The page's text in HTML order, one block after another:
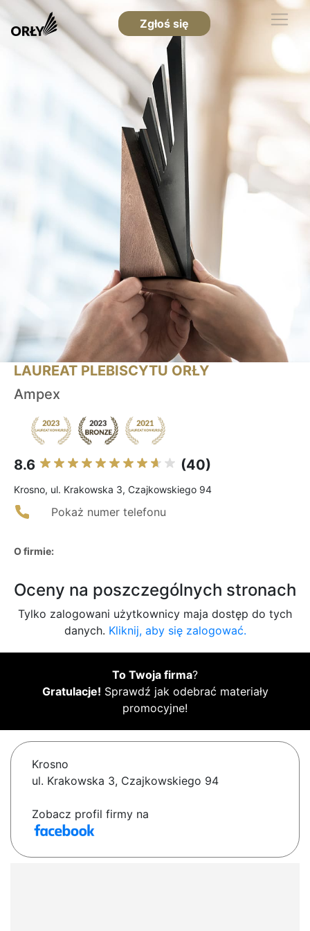
Zgłoś się
LAUREAT PLEBISCYTU ORŁY
Ampex
8.6 (40)
Krosno, ul. Krakowska 3, Czajkowskiego 94
Pokaż numer telefonu
O firmie:
Oceny na poszczególnych stronach
Tylko zalogowani użytkownicy maja dostęp do tych
danych. Kliknij, aby się zalogować.
To Twoja firma?
Gratulacje! Sprawdź jak odebrać materiały
promocyjne!
Krosno
ul. Krakowska 3, Czajkowskiego 94
Zobacz profil firmy na